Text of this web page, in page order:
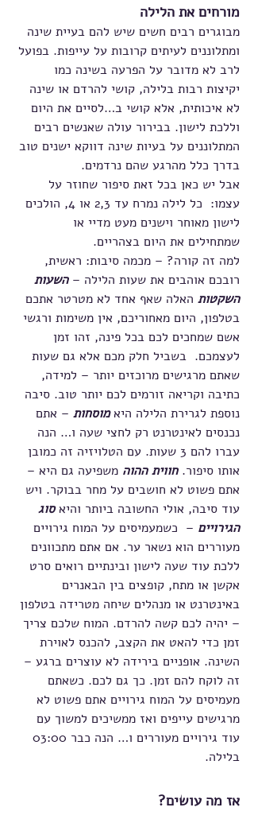
מורחים את הלילה
מבוגרים רבים חשים שיש להם בעיית שינה
ומתלוננים לעיתים קרובות על עייפות. בפועל
לרב לא מדובר על הפרעה בשינה כמו
יקיצות רבות בלילה, קושי להרדם או שינה
לא איכותית, אלא קושי ב…לסיים את היום
וללכת לישון. בבירור עולה שאנשים רבים
המתלוננים על בעיות שינה דווקא ישנים טוב
בדרך כלל מהרגע שהם נרדמים.
אבל יש כאן בכל זאת סיפור שחוזר על
עצמו:  כל לילה נמרח עד 2,3 או 4, הולכים
לישון מאוחר וישנים מעט מדיי או
שמתחילים את היום בצהריים.
למה זה קורה? – מכמה סיבות: ראשית,
רובכם אוהבים את שעות הלילה – השעות
השקטות האלה שאף אחד לא מטרטר אתכם
בטלפון, היום מאחוריכם, אין משימות ורגשי
אשם שמחכים לכם בכל פינה, זהו זמן
לעצמכם.  בשביל חלק מכם אלא גם שעות
שאתם מרגישים מרוכזים יותר – למידה,
כתיבה וקריאה זורמים לכם יותר טוב. סיבה
נוספת לגרירת הלילה היא מוסחות – אתם
נכנסים לאינטרנט רק לחצי שעה ו… הנה
עברו להם 3 שעות. עם הטלויזיה זה כמובן
אותו סיפור. חווית ההוה משפיעה גם היא –
אתם פשוט לא חושבים על מחר בבוקר. ויש
עוד סיבה, אולי החשובה ביותר והיא סוג
הגירויים –  כשמעמיסים על המוח גירויים
מעוררים הוא נשאר ער. אם אתם מתכוונים
ללכת עוד שעה לישון ובינתיים רואים סרט
אקשן או מתח, קופצים בין הבאנרים
באינטרנט או מנהלים שיחה מטרידה בטלפון
– יהיה לכם קשה להרדם. המוח שלכם צריך
זמן כדי להאט את הקצב, להכנס לאוירת
השינה. אופניים בירידה לא עוצרים ברגע –
זה לוקח להם זמן. כך גם לכם. כשאתם
מעמיסים על המוח גירויים אתם פשוט לא
מרגישים עייפים ואז ממשיכים למשוך עם
בלילה.
אז מה עושים?